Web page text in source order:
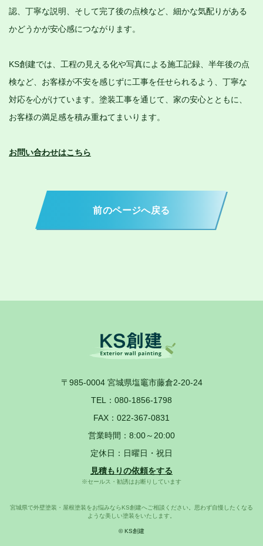
認、丁寧な説明、そして完了後の点検など、細かな気配りがある
かどうかが安心感につながります。
KS創建では、工程の見える化や写真による施工記録、半年後の点
検など、お客様が不安を感じずに工事を任せられるよう、丁寧な
対応を心がけています。塗装工事を通じて、家の安心とともに、
お客様の満足感を積み重ねてまいります。
お問い合わせはこちら
前のページへ戻る
〒985-0004 宮城県塩竈市藤倉2-20-24
TEL： 080-1856-1798
FAX：022-367-0831
営業時間：8:00～20:00
定休日：日曜日・祝日
見積もりの依頼をする
※セールス・勧誘はお断りしています
宮城県で外壁塗装・屋根塗装をお悩みならKS創建へご相談ください。思わず自慢したくなる
ような美しい塗装をいたします。
© KS創建